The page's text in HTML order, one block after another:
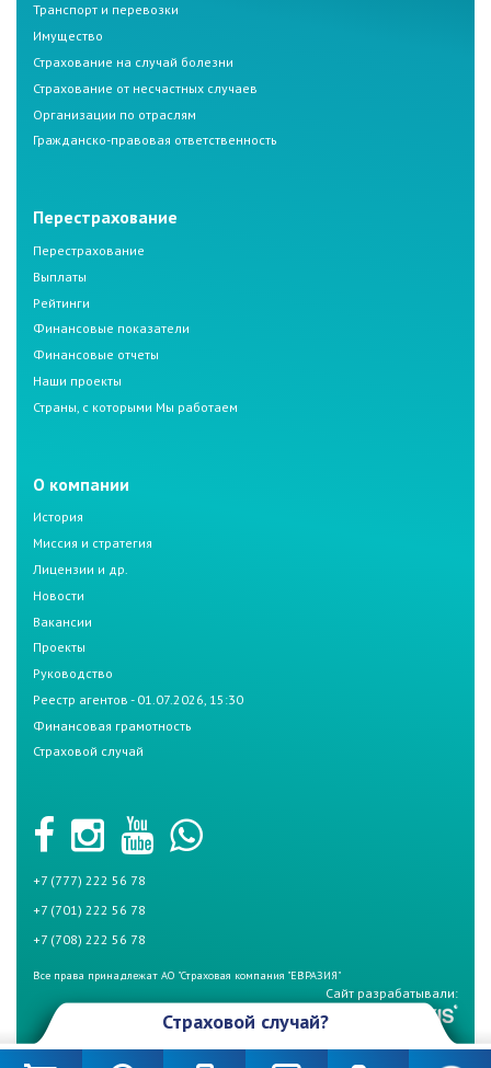
Транспорт и перевозки
Имущество
Страхование на случай болезни
Страхование от несчастных случаев
Организации по отраслям
Гражданско-правовая ответственность
Перестрахование
Перестрахование
Выплаты
Рейтинги
Финансовые показатели
Финансовые отчеты
Наши проекты
Страны, с которыми Мы работаем
О компании
История
Миссия и стратегия
Лицензии и др.
Новости
Вакансии
Проекты
Руководство
Реестр агентов - 01.07.2026, 15:30
Финансовая грамотность
Страховой случай
+7 (777) 222 56 78
+7 (701) 222 56 78
+7 (708) 222 56 78
Все права принадлежат АО "Страховая компания "ЕВРАЗИЯ"
Сайт разрабатывали:
Страховой случай?